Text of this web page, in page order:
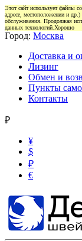
Этот сайт использует файлы
адресе, местоположении и др.)
обслуживания. Продолжая
данных технологий. Хорошо
Город: Москва
Доставка и
Лизинг
Обмен и
Пункты
Контакты
₽
¥
$
₽
€